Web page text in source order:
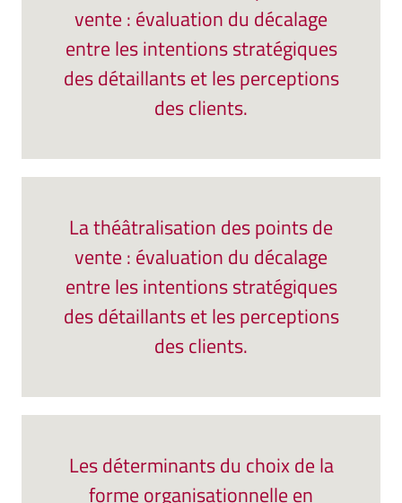
vente : évaluation du décalage
entre les intentions stratégiques
des détaillants et les perceptions
des clients.
La théâtralisation des points de
vente : évaluation du décalage
entre les intentions stratégiques
des détaillants et les perceptions
des clients.
Les déterminants du choix de la
forme organisationnelle en